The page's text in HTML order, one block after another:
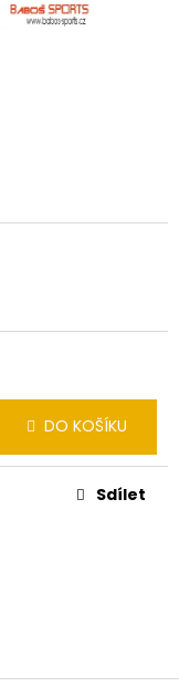
DO KOŠÍKU
Sdílet